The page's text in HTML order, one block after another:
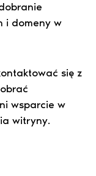
i domeny w
się z
wsparcie w
witryny.